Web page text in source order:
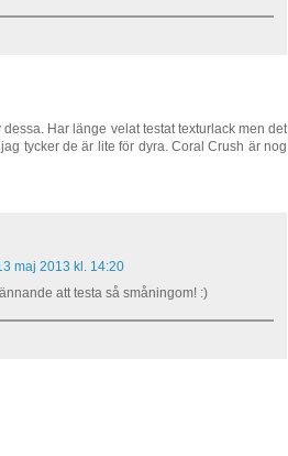
Har länge velat testat texturlack men det
tycker de är lite för dyra. Coral Crush är nog
maj 2013 kl. 14:20
att testa så småningom! :)